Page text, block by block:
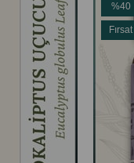
%40
İndirim
Fırsat